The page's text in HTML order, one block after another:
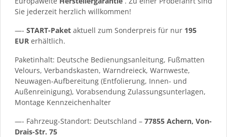
Sie jederzeit herzlich willkommen!
—- START-Paket aktuell zum Sonderpreis für nur 195
EUR erhältlich.
Paketinhalt: Deutsche Bedienungsanleitung, Fußmatten
Velours, Verbandskasten, Warndreieck, Warnweste,
Neuwagen-Aufbereitung (Entfolierung, Innen- und
Außenreinigung), Vorabsendung Zulassungsunterlagen,
Montage Kennzeichenhalter
—- Fahrzeug-Standort: Deutschland – 77855 Achern, Von-
Drais-Str. 75